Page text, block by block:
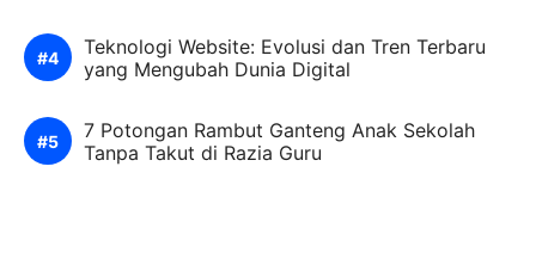
Teknologi Website: Evolusi dan Tren Terbaru
yang Mengubah Dunia Digital
7 Potongan Rambut Ganteng Anak Sekolah
Tanpa Takut di Razia Guru